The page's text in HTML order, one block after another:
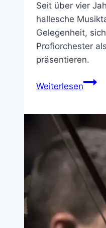
Seit über vier
hallesche
Gelegenheit,
Profiorchester
präsentieren.
Weiterlesen
am
30.
April
2024